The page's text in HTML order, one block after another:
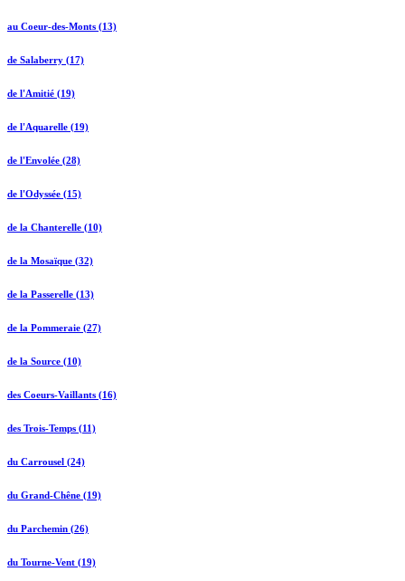
au Coeur-des-Monts (13)
de Salaberry (17)
de l'Amitié (19)
de l'Aquarelle (19)
de l'Envolée (28)
de l'Odyssée (15)
de la Chanterelle (10)
de la Mosaïque (32)
de la Passerelle (13)
de la Pommeraie (27)
de la Source (10)
des Coeurs-Vaillants (16)
des Trois-Temps (11)
du Carrousel (24)
du Grand-Chêne (19)
du Parchemin (26)
du Tourne-Vent (19)